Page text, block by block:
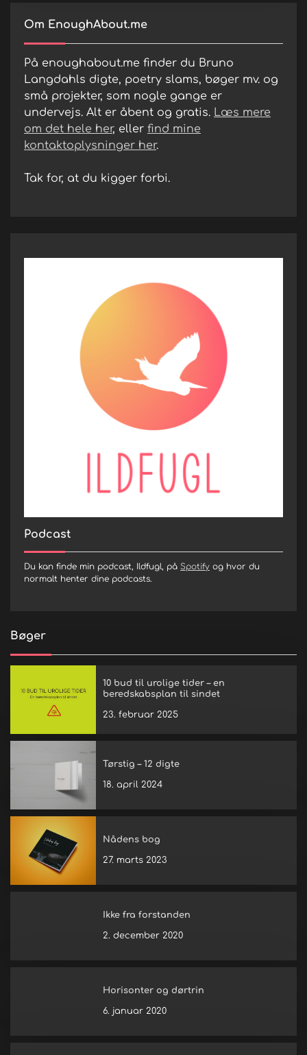
Om EnoughAbout.me
På enoughabout.me finder du Bruno
Langdahls digte, poetry slams, bøger mv. og
små projekter, som nogle gange er
undervejs. Alt er åbent og gratis. Læs mere
om det hele her, eller find mine
kontaktoplysninger her.
Tak for, at du kigger forbi.
Podcast
Du kan finde min podcast, Ildfugl, på Spotify og hvor du
normalt henter dine podcasts.
Bøger
10 bud til urolige tider – en
beredskabsplan til sindet
23. februar 2025
Tørstig – 12 digte
18. april 2024
Nådens bog
27. marts 2023
Ikke fra forstanden
2. december 2020
Horisonter og dørtrin
6. januar 2020